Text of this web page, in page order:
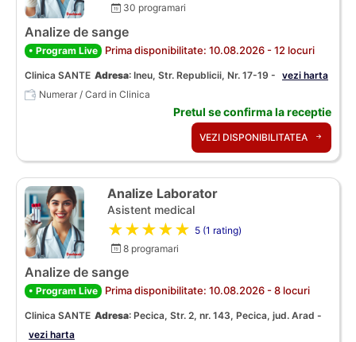
30 programari
Analize de sange
• Program Live Prima disponibilitate: 10.08.2026 - 12 locuri
Clinica SANTE Adresa: Ineu, Str. Republicii, Nr. 17-19 - vezi harta
Numerar / Card in Clinica
Pretul se confirma la receptie
VEZI DISPONIBILITATEA
Analize Laborator
Asistent medical
★★★★★ 5 (1 rating)
8 programari
Analize de sange
• Program Live Prima disponibilitate: 10.08.2026 - 8 locuri
Clinica SANTE Adresa: Pecica, Str. 2, nr. 143, Pecica, jud. Arad -
vezi harta